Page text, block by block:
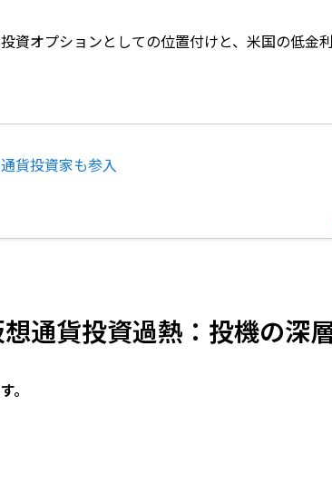
資オプションとしての位置付けと、米国の低金
貨投資家も参入
通貨投資過熱：投機の深層
。